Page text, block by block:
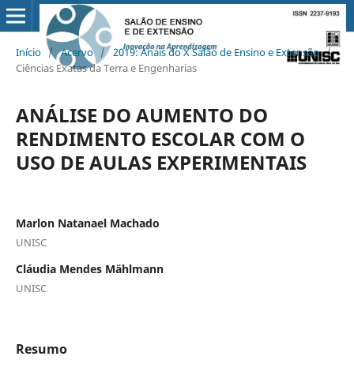
Início / Acervo / 2019: Anais do X Salão de Ensino e Extensão /
Ciências Exatas da Terra e Engenharias
ANÁLISE DO AUMENTO DO
RENDIMENTO ESCOLAR COM O
USO DE AULAS EXPERIMENTAIS
Marlon Natanael Machado
UNISC
Cláudia Mendes Mählmann
UNISC
Resumo